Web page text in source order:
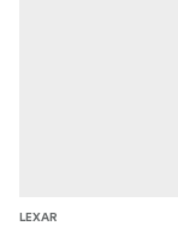
LEXAR